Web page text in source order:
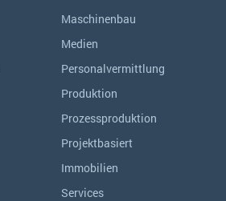
Maschinenbau
Medien
Personalvermittlung
Produktion
Prozessproduktion
Projektbasiert
Immobilien
Services